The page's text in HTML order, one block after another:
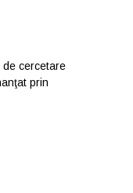
de cercetare
prin